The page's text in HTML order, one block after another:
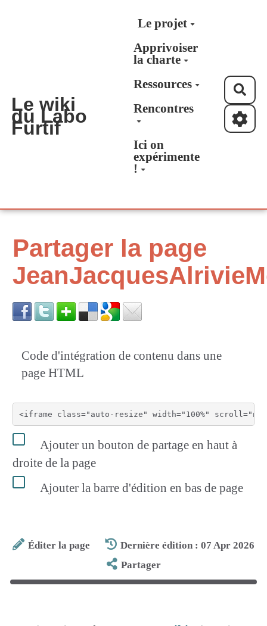
Aller au contenu principal
Le wiki
du Labo
Furtif
Le projet
Apprivoiser
la charte
Ressources
Rencontres
Ici on
expérimente
!
Partager la page
Code d'intégration de contenu dans une
page HTML
Ajouter un bouton de partage en haut à
droite de la page
Ajouter la barre d'édition en bas de page
Éditer la page
Dernière édition : 07 Apr 2026
Partager